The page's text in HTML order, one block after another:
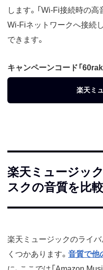
します。「Wi-Fi接続時の高
Wi-Fiネットワークへ接続
できます。
キャンペーンコード「
楽天ミ
楽天ミュージッ
スクの音質を比較
楽天ミュージックのライ
くつかあります。 音質で他